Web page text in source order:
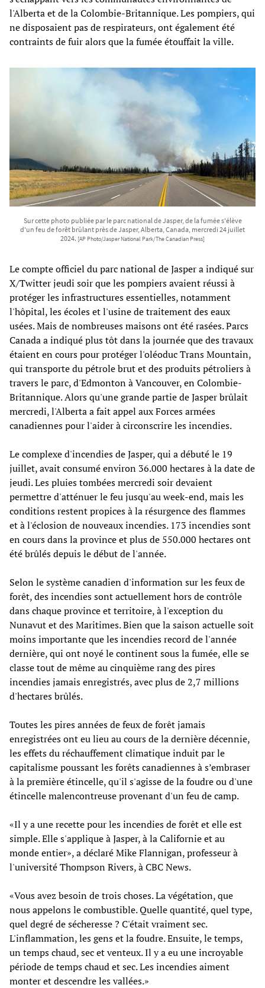
l'Alberta et de la Colombie-Britannique. Les pompiers, qui
ne disposaient pas de respirateurs, ont également été
contraints de fuir alors que la fumée étouffait la ville.
Sur cette photo publiée par le parc national de Jasper, de la fumée s'élève
d'un feu de forêt brûlant près de Jasper, Alberta, Canada, mercredi 24 juillet
2024. [AP Photo/Jasper National Park/The Canadian Press]
Le compte officiel du parc national de Jasper a indiqué sur
X/Twitter jeudi soir que les pompiers avaient réussi à
protéger les infrastructures essentielles, notamment
l'hôpital, les écoles et l'usine de traitement des eaux
usées. Mais de nombreuses maisons ont été rasées. Parcs
Canada a indiqué plus tôt dans la journée que des travaux
étaient en cours pour protéger l'oléoduc Trans Mountain,
qui transporte du pétrole brut et des produits pétroliers à
travers le parc, d'Edmonton à Vancouver, en Colombie-
Britannique. Alors qu'une grande partie de Jasper brûlait
mercredi, l'Alberta a fait appel aux Forces armées
canadiennes pour l'aider à circonscrire les incendies.
Le complexe d'incendies de Jasper, qui a débuté le 19
juillet, avait consumé environ 36.000 hectares à la date de
jeudi. Les pluies tombées mercredi soir devaient
permettre d'atténuer le feu jusqu'au week-end, mais les
conditions restent propices à la résurgence des flammes
et à l'éclosion de nouveaux incendies. 173 incendies sont
en cours dans la province et plus de 550.000 hectares ont
été brûlés depuis le début de l'année.
Selon le système canadien d'information sur les feux de
forêt, des incendies sont actuellement hors de contrôle
dans chaque province et territoire, à l'exception du
Nunavut et des Maritimes. Bien que la saison actuelle soit
moins importante que les incendies record de l'année
dernière, qui ont noyé le continent sous la fumée, elle se
classe tout de même au cinquième rang des pires
incendies jamais enregistrés, avec plus de 2,7 millions
d'hectares brûlés.
Toutes les pires années de feux de forêt jamais
enregistrées ont eu lieu au cours de la dernière décennie,
les effets du réchauffement climatique induit par le
capitalisme poussant les forêts canadiennes à s’embraser
à la première étincelle, qu'il s'agisse de la foudre ou d'une
étincelle malencontreuse provenant d'un feu de camp.
«Il y a une recette pour les incendies de forêt et elle est
simple. Elle s'applique à Jasper, à la Californie et au
monde entier», a déclaré Mike Flannigan, professeur à
l'université Thompson Rivers, à CBC News.
«Vous avez besoin de trois choses. La végétation, que
nous appelons le combustible. Quelle quantité, quel type,
quel degré de sécheresse ? C'était vraiment sec.
L'inflammation, les gens et la foudre. Ensuite, le temps,
un temps chaud, sec et venteux. Il y a eu une incroyable
période de temps chaud et sec. Les incendies aiment
monter et descendre les vallées.»